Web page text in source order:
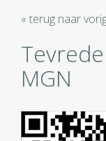
« terug naar
MGN